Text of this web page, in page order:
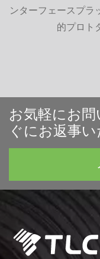
ンターフェースプラ
的プロト
お気軽にお
ぐにお返事い